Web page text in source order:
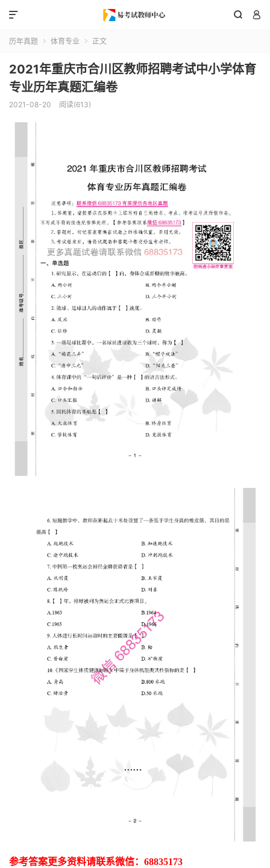
 

历年真题  体育专业  正文
2021年重庆市合川区教师招聘考试中小学体育
专业历年真题汇编卷
2021-08-20 阅读(613)
参考答案更多资料请联系微信： 68835173